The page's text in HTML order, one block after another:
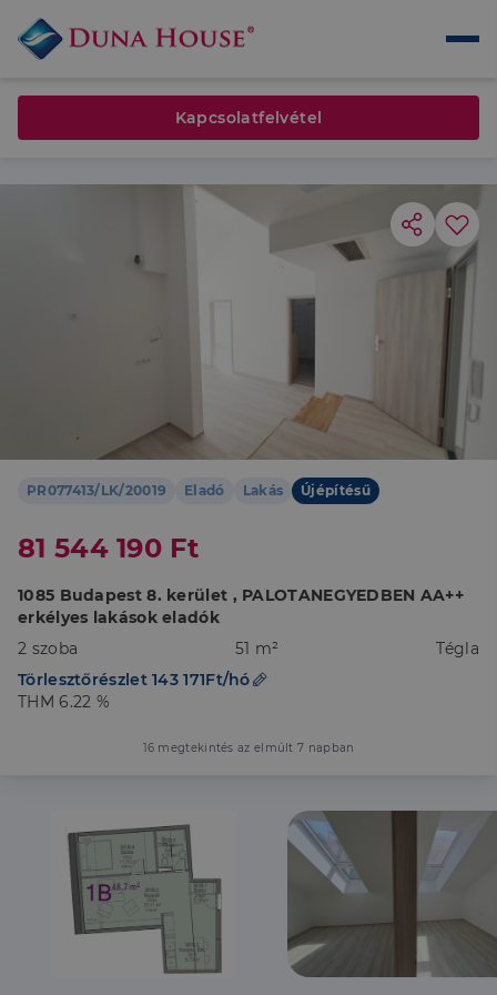
PR077413/LK/20019 Eladó Lakás Újépítésű
81 544 190 Ft
1085 Budapest 8. kerület , PALOTANEGYEDBEN AA++
erkélyes lakások eladók
2 szoba
51 m²
Tégla
Törlesztőrészlet 143 171Ft/hó
THM 6.22 %
16 megtekintés az elmúlt 7 napban
Kapcsolatfelvétel